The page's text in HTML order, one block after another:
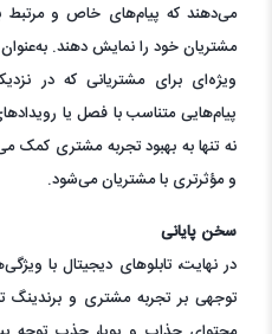
می‌دهند که پیام‌های خاص و مرتبط
مشتریان خود را نمایش دهند.
ویژه‌ای برای مشتریانی که در
پیام‌هایی متناسب با فصل یا
نه تنها به بهبود تجربه مشتری کمک
و مؤثرتری با مشتریان می‌شود.
سخن پایانی
در نهایت، تابلوهای دیجیتال با
توجهی بر تجربه مشتری و برندینگ